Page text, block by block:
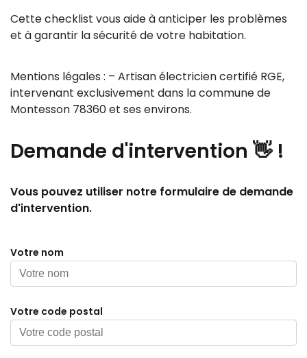
Cette checklist vous aide à anticiper les problèmes
et à garantir la sécurité de votre habitation.
Mentions légales : – Artisan électricien certifié RGE,
intervenant exclusivement dans la commune de
Montesson 78360 et ses environs.
Demande d'intervention 👋 !
Vous pouvez utiliser notre formulaire de demande
d'intervention.
Votre nom
Votre code postal